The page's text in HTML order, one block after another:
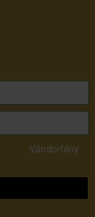
Vándorfény